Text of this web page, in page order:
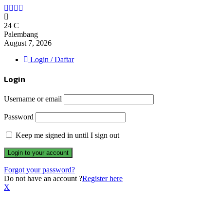
Facebook
Twitter
Instagram
24 C
Palembang
August 7, 2026
Login / Daftar
Login
Username or email
Password
Keep me signed in until I sign out
Forgot your password?
Do not have an account ?Register here
X